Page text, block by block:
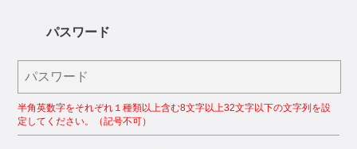
パスワード
半角英数字をそれぞれ１種類以上含む8文字以上32文字以下の文字列を設
定してください。（記号不可）